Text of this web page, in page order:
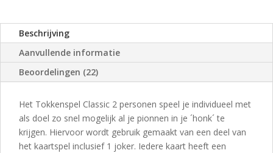
aantalBeschrijving
Aanvullende informatie
Beoordelingen (22)
Het Tokkenspel Classic 2 personen speel je individueel met
als doel zo snel mogelijk al je pionnen in je ´honk´ te
krijgen. Hiervoor wordt gebruik gemaakt van een deel van
het kaartspel inclusief 1 joker. Iedere kaart heeft een